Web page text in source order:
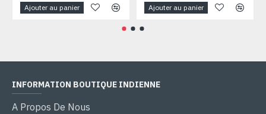
Ajouter au panier Ajouter au panier
INFORMATION BOUTIQUE INDIENNE
A Propos De Nous